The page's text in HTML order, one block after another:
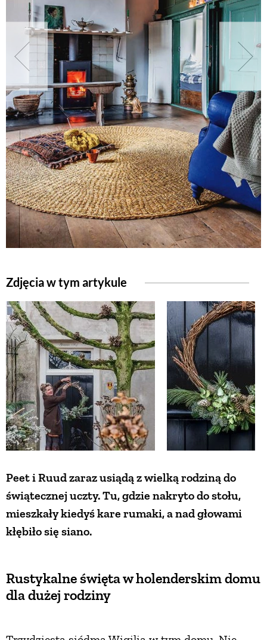
Zdjęcia w tym artykule
Peet i Ruud zaraz usiądą z wielką rodziną do
świątecznej uczty. Tu, gdzie nakryto do stołu,
mieszkały kiedyś kare rumaki, a nad głowami
kłębiło się siano.
Rustykalne święta w holenderskim domu
dla dużej rodziny
NATURALNIE
URODA
NATURALNA APTECZKA
DLA DOMU
EKO ŻYCIE
PRZYRODA
GRZYBY
KRAJOBRAZ
RĘKODZIEŁO
RZEMIOSŁO
ZWYCZAJE
ZRÓB TO SAM
ŚNIADANIA
PRZYSTAWKI